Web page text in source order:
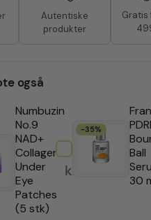
Autentiske
produkter
Gratis
også
Numbuzin
No.9
NAD+
Collagen
Under
Eye
Patches
(5 stk)
kr
-35%
Ball
30